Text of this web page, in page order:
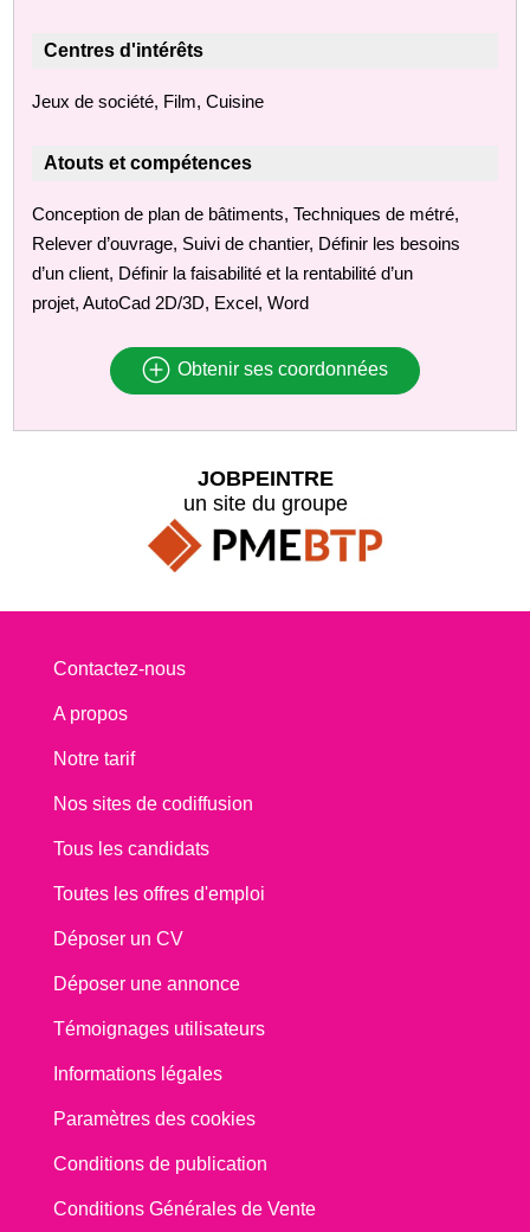
Centres d'intérêts
Jeux de société, Film, Cuisine
Atouts et compétences
Conception de plan de bâtiments, Techniques de métré,
Relever d’ouvrage, Suivi de chantier, Définir les besoins
d’un client, Définir la faisabilité et la rentabilité d’un
projet, AutoCad 2D/3D, Excel, Word
Obtenir ses coordonnées
JOBPEINTRE
un site du groupe
Contactez-nous
A propos
Notre tarif
Nos sites de codiffusion
Tous les candidats
Toutes les offres d'emploi
Déposer un CV
Déposer une annonce
Témoignages utilisateurs
Informations légales
Paramètres des cookies
Conditions de publication
Conditions Générales de Vente